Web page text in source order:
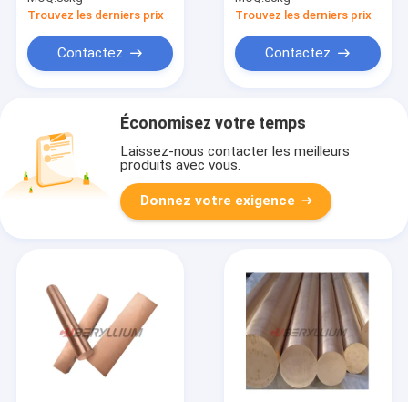
Trouvez les derniers prix
Contactez
l'addition de alliage
Trouvez les derniers prix
Contactez
Économisez votre temps
Laissez-nous contacter les meilleurs
produits avec vous.
Donnez votre exigence